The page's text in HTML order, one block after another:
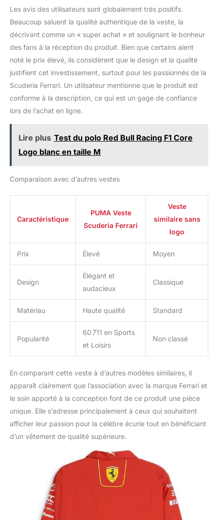
Les avis des utilisateurs sont globalement très positifs.
Beaucoup saluent la qualité authentique de la veste, la
décrivant comme un « super achat » et soulignant le bonheur
des fans à la réception du produit. Bien que certains aient
noté le prix élevé, ils considèrent que le design et la qualité
justifient cet investissement, surtout pour les passionnés de la
Scuderia Ferrari. Un utilisateur mentionne que le produit est
conforme à la description, ce qui est un gage de confiance
lors de l’achat en ligne.
Lire plus Test du polo Red Bull Racing F1 Core
Logo blanc en taille M
Comparaison avec d’autres vestes
Caractéristique
PUMA Veste
Scuderia Ferrari
Veste
similaire sans
logo
Prix Élevé Moyen
Design
Élégant et
audacieux
Classique
Matériau Haute qualité Standard
Popularité
60 711 en Sports
et Loisirs
Non classé
En comparant cette veste à d’autres modèles similaires, il
apparaît clairement que l’association avec la marque Ferrari et
le soin apporté à la conception font de ce produit une pièce
unique. Elle s’adresse principalement à ceux qui souhaitent
afficher leur passion pour la célèbre écurie tout en bénéficiant
d’un vêtement de qualité supérieure.